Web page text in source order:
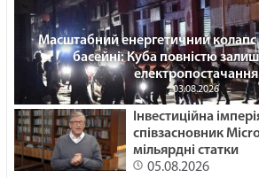
Майтеся файно
29.01.2025
Ти належиш багатству чи
25. 30 - а неділя по ЗСД.
29.01.2025
КУСОК ХЛІБА /1480/
Масштабний енергетичний
басейні: Куба повністю
електропостачання
03.08.2026
Інвестиційна
співзасновник
мільярдні статки
05.08.2026